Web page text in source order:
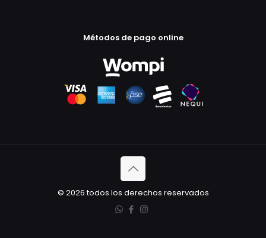
Métodos de pago online
© 2026 todos los derechos reservados